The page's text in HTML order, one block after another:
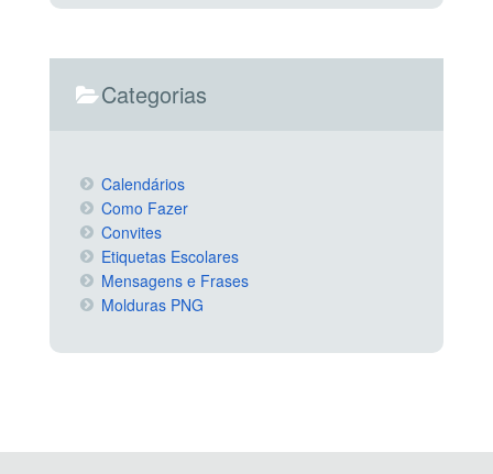
Categorias
Calendários
Como Fazer
Convites
Etiquetas Escolares
Mensagens e Frases
Molduras PNG